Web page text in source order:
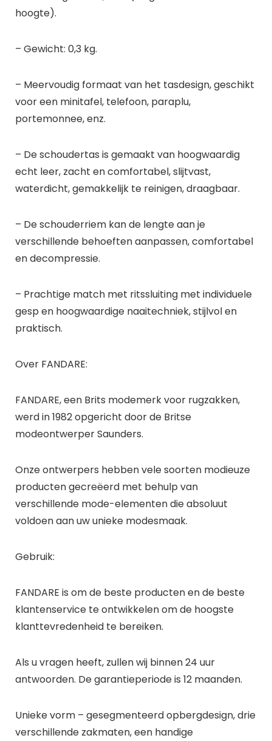
hoogte).
– Gewicht: 0,3 kg.
– Meervoudig formaat van het tasdesign, geschikt
voor een minitafel, telefoon, paraplu,
portemonnee, enz.
– De schoudertas is gemaakt van hoogwaardig
echt leer, zacht en comfortabel, slijtvast,
waterdicht, gemakkelijk te reinigen, draagbaar.
– De schouderriem kan de lengte aan je
verschillende behoeften aanpassen, comfortabel
en decompressie.
– Prachtige match met ritssluiting met individuele
gesp en hoogwaardige naaitechniek, stijlvol en
praktisch.
Over FANDARE:
FANDARE, een Brits modemerk voor rugzakken,
werd in 1982 opgericht door de Britse
modeontwerper Saunders.
Onze ontwerpers hebben vele soorten modieuze
producten gecreëerd met behulp van
verschillende mode-elementen die absoluut
voldoen aan uw unieke modesmaak.
Gebruik:
FANDARE is om de beste producten en de beste
klantenservice te ontwikkelen om de hoogste
klanttevredenheid te bereiken.
Als u vragen heeft, zullen wij binnen 24 uur
antwoorden. De garantieperiode is 12 maanden.
Unieke vorm – gesegmenteerd opbergdesign, drie
verschillende zakmaten, een handige